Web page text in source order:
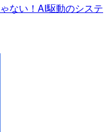
ない！AI駆動のシステ